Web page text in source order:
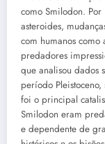
como Smilodon.
asteroides,
com humanos
predadores
que analisou dados
período
foi o principal
Smilodon eram
e dependente de